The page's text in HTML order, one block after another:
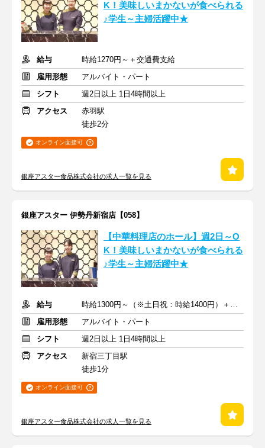
K！美味しいまかないが食べられる
♪学生～主婦活躍中★
給与
時給1270円～＋交通費支給
雇用形態
アルバイト・パート
シフト
週2日以上 1日4時間以上
アクセス
赤羽駅
徒歩2分
オンライン面接可
銀座アスター食品株式会社の求人一覧を見る
銀座アスター 伊勢丹新宿店【058】
【中華料理店のホール】週2日～O
K！美味しいまかないが食べられる
♪学生～主婦活躍中★
給与
時給1300円～（※土日祝：時給1400円）＋交通費支給
雇用形態
アルバイト・パート
シフト
週2日以上 1日4時間以上
アクセス
新宿三丁目駅
徒歩1分
オンライン面接可
銀座アスター食品株式会社の求人一覧を見る